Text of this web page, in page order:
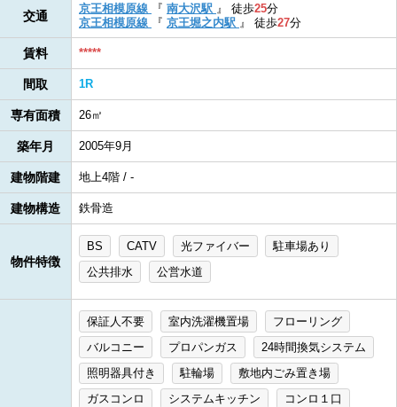
交通
京王相模原線 『 南大沢駅 』 徒歩25分
京王相模原線
『 京王堀之内駅 』 徒歩27分
賃料 *****
間取 1R
専有面積 26㎡
築年月 2005年9月
建物階建 地上4階 / -
建物構造 鉄骨造
物件特徴
BS CATV 光ファイバー
駐車場あり
公共排水
公営水道
保証人不要 室内洗濯機置場
フローリング
バルコニー
プロパンガス
24時間換気システム
照明器具付き
駐輪場
敷地内ごみ置き場
ガスコンロ
システムキッチン
コンロ１口